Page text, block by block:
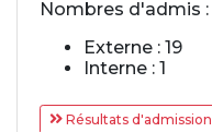
Nombres d'admis :
Externe : 19
Interne : 1
Résultats d'admission